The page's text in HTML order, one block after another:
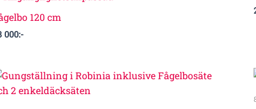
120 cm
000:-
Prisintervall:
84
000:-